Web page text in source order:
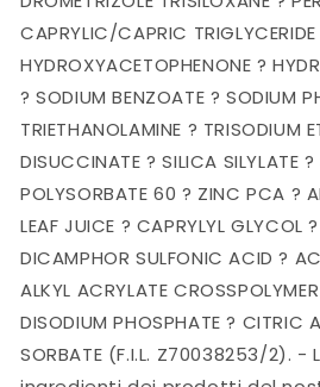
CAPRYLIC/CAPRIC
HYDROXYACETOPHENONE ?
? SODIUM BENZOATE ? SODIUM
TRIETHANOLAMINE ? TRISODIUM
DISUCCINATE ? SILICA SILYLATE
POLYSORBATE 60 ? ZINC PCA ?
LEAF JUICE ? CAPRYLYL GLYCOL ?
DICAMPHOR SULFONIC ACID ?
ALKYL ACRYLATE
DISODIUM PHOSPHATE ? CITRIC
SORBATE (F.I.L. Z70038253/2).